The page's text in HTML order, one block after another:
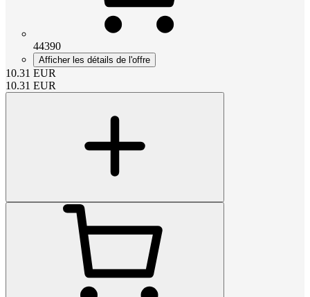
44390
Afficher les détails de l'offre
10.31 EUR
10.31 EUR